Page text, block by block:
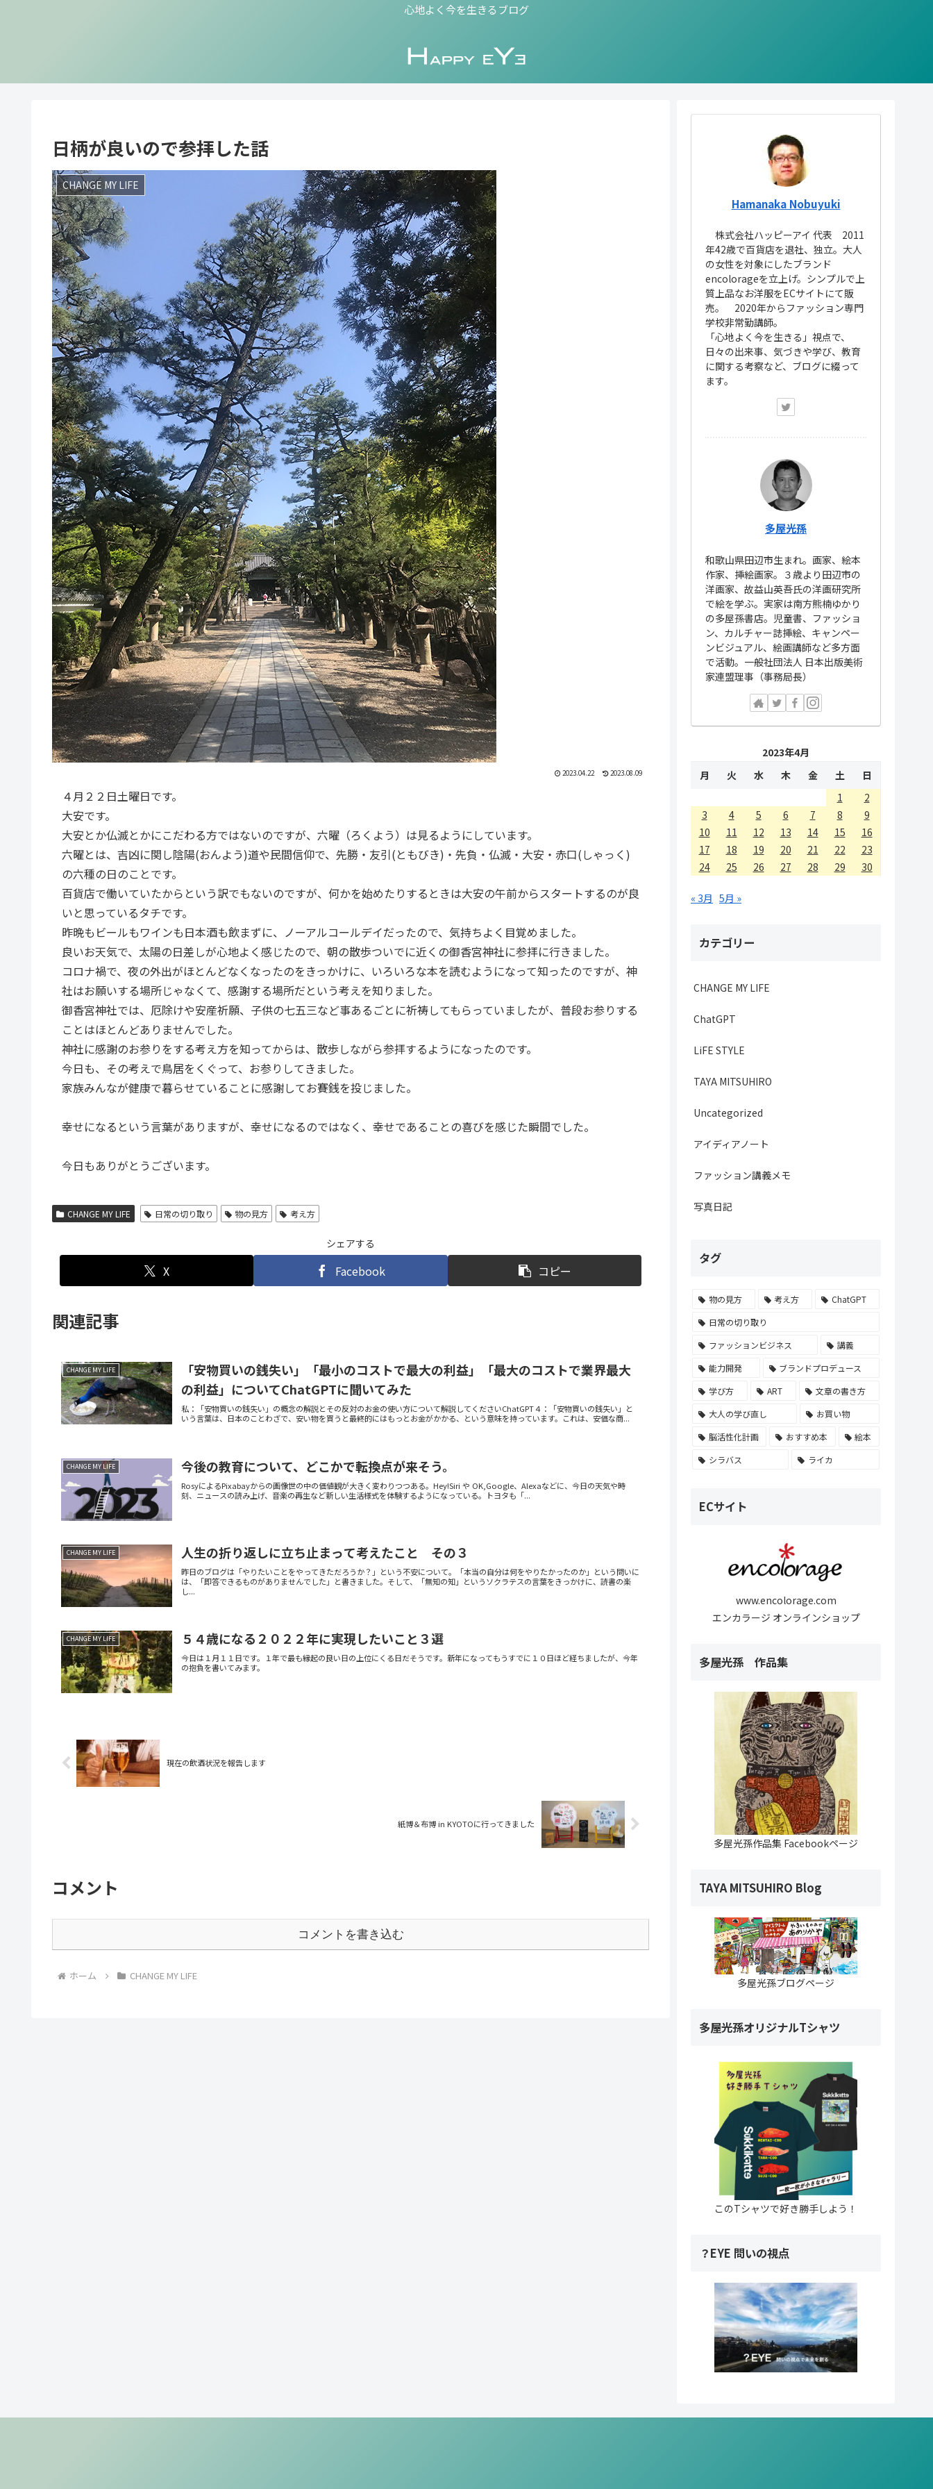
心地よく今を生きるブログ
日柄が良いので参拝した話
CHANGE MY LIFE
2023.04.22 2023.08.09
４月２２日土曜日です。
大安です。
大安とか仏滅とかにこだわる方ではないのですが、六曜（ろくよう）は見るようにしています。
六曜とは、吉凶に関し陰陽(おんよう)道や民間信仰で、先勝・友引(ともびき)・先負・仏滅・大安・赤口(しゃっく)
の六種の日のことです。
百貨店で働いていたからという訳でもないのですが、何かを始めたりするときは大安の午前からスタートするのが良
いと思っているタチです。
昨晩もビールもワインも日本酒も飲まずに、ノーアルコールデイだったので、気持ちよく目覚めました。
良いお天気で、太陽の日差しが心地よく感じたので、朝の散歩ついでに近くの御香宮神社に参拝に行きました。
コロナ禍で、夜の外出がほとんどなくなったのをきっかけに、いろいろな本を読むようになって知ったのですが、神
社はお願いする場所じゃなくて、感謝する場所だという考えを知りました。
御香宮神社では、厄除けや安産祈願、子供の七五三など事あるごとに祈祷してもらっていましたが、普段お参りする
ことはほとんどありませんでした。
神社に感謝のお参りをする考え方を知ってからは、散歩しながら参拝するようになったのです。
今日も、その考えで鳥居をくぐって、お参りしてきました。
家族みんなが健康で暮らせていることに感謝してお賽銭を投じました。
幸せになるという言葉がありますが、幸せになるのではなく、幸せであることの喜びを感じた瞬間でした。
今日もありがとうございます。
CHANGE MY LIFE 日常の切り取り 物の見方 考え方
シェアする
X Facebook コピー
関連記事
CHANGE MY LIFE
「安物買いの銭失い」「最小のコストで最大の利益」「最大のコストで業界最大
の利益」についてChatGPTに聞いてみた
私：「安物買いの銭失い」の概念の解説とその反対のお金の使い方について解説してくださいChatGPT４：「安物買いの銭失い」と
いう言葉は、日本のことわざで、安い物を買うと最終的にはもっとお金がかかる、という意味を持っています。これは、安価な商...
CHANGE MY LIFE 今後の教育について、どこかで転換点が来そう。
RosyによるPixabayからの画像世の中の価値観が大きく変わりつつある。Hey!Siri や OK,Google、Alexaなどに、今日の天気や時
刻、ニュースの読み上げ、音楽の再生など新しい生活様式を体験するようになっている。トヨタも「...
CHANGE MY LIFE 人生の折り返しに立ち止まって考えたこと その３
昨日のブログは「やりたいことをやってきただろうか？」という不安について。「本当の自分は何をやりたかったのか」という問いに
は、「即答できるものがありませんでした」と書きました。そして、「無知の知」というソクラテスの言葉をきっかけに、読書の楽
し...
CHANGE MY LIFE ５４歳になる２０２２年に実現したいこと３選
今日は１月１１日です。１年で最も縁起の良い日の上位にくる日だそうです。新年になってもうすでに１０日ほど経ちましたが、今年
の抱負を書いてみます。
現在の飲酒状況を報告します
紙博＆布博 in KYOTOに行ってきました
コメント
コメントを書き込む
ホーム CHANGE MY LIFE
Hamanaka Nobuyuki
株式会社ハッピーアイ 代表 2011
年42歳で百貨店を退社、独立。大人
の女性を対象にしたブランド
encolorageを立上げ。シンプルで上
質上品なお洋服をECサイトにて販
売。 2020年からファッション専門
学校非常勤講師。
「心地よく今を生きる」視点で、
日々の出来事、気づきや学び、教育
に関する考察など、ブログに綴って
ます。
多屋光孫
和歌山県田辺市生まれ。画家、絵本
作家、挿絵画家。３歳より田辺市の
洋画家、故益山英吾氏の洋画研究所
で絵を学ぶ。実家は南方熊楠ゆかり
の多屋孫書店。児童書、ファッショ
ン、カルチャー誌挿絵、キャンペー
ンビジュアル、絵画講師など多方面
で活動。一般社団法人 日本出版美術
家連盟理事（事務局長）
2023年4月
月
火 水 木 金 土
日
1
2
3
4 5 6 7 8
9
10
11 12 13 14 15
16
17
18 19 20 21 22
23
24
25 26 27 28 29 30
« 3月 5月 »
カテゴリー
CHANGE MY LIFE
ChatGPT
LiFE STYLE
TAYA MITSUHIRO
Uncategorized
アイディアノート
ファッション講義メモ
写真日記
タグ
物の見方 考え方
ChatGPT
日常の切り取り
ファッションビジネス
講義
能力開発
ブランドプロデュース
学び方
ART
文章の書き方
大人の学び直し
お買い物
脳活性化計画
おすすめ本
絵本
シラバス
ライカ
ECサイト
www.encolorage.com
エンカラージ オンラインショップ
多屋光孫 作品集
多屋光孫作品集 Facebookページ
TAYA MITSUHIRO Blog
多屋光孫ブログページ
多屋光孫オリジナルTシャツ
このTシャツで好き勝手しよう！
？EYE 問いの視点